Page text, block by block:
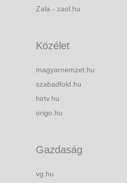
Zala - zaol.hu
Közélet
magyarnemzet.hu
szabadfold.hu
hirtv.hu
origo.hu
Gazdaság
vg.hu